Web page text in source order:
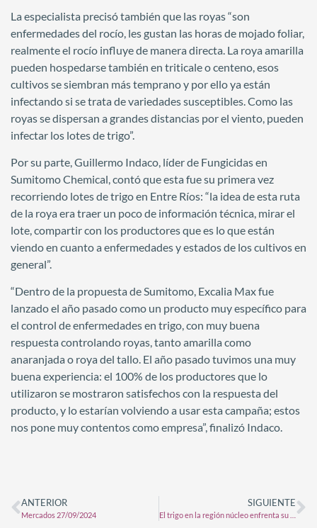
La especialista precisó también que las royas “son
enfermedades del rocío, les gustan las horas de mojado foliar,
realmente el rocío influye de manera directa. La roya amarilla
pueden hospedarse también en triticale o centeno, esos
cultivos se siembran más temprano y por ello ya están
infectando si se trata de variedades susceptibles. Como las
royas se dispersan a grandes distancias por el viento, pueden
infectar los lotes de trigo”.
Por su parte, Guillermo Indaco, líder de Fungicidas en
Sumitomo Chemical, contó que esta fue su primera vez
recorriendo lotes de trigo en Entre Ríos: “la idea de esta ruta
de la roya era traer un poco de información técnica, mirar el
lote, compartir con los productores que es lo que están
viendo en cuanto a enfermedades y estados de los cultivos en
general”.
“Dentro de la propuesta de Sumitomo, Excalia Max fue
lanzado el año pasado como un producto muy específico para
el control de enfermedades en trigo, con muy buena
respuesta controlando royas, tanto amarilla como
anaranjada o roya del tallo. El año pasado tuvimos una muy
buena experiencia: el 100% de los productores que lo
utilizaron se mostraron satisfechos con la respuesta del
producto, y lo estarían volviendo a usar esta campaña; estos
nos pone muy contentos como empresa”, finalizó Indaco.
ANTERIOR
Mercados 27/09/2024
SIGUIENTE